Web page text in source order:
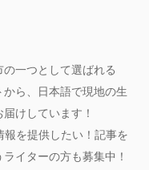
一つとして選ばれる
ら、日本語で現地の生
けしています！
報を提供したい！記事を
イターの方も募集中！